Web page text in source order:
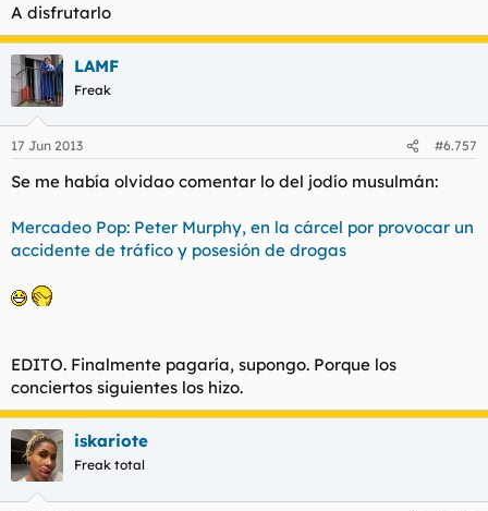
A disfrutarlo
LAMF
Freak
17 Jun 2013 #6.757
Se me había olvidao comentar lo del jodío musulmán:
Mercadeo Pop: Peter Murphy, en la cárcel por provocar un
accidente de tráfico y posesión de drogas
EDITO. Finalmente pagaría, supongo. Porque los
conciertos siguientes los hizo.
iskariote
Freak total